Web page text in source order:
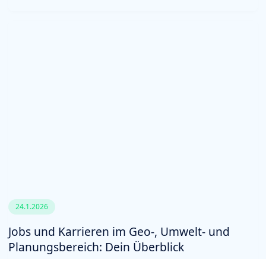
24.1.2026
Jobs und Karrieren im Geo-, Umwelt- und
Planungsbereich: Dein Überblick